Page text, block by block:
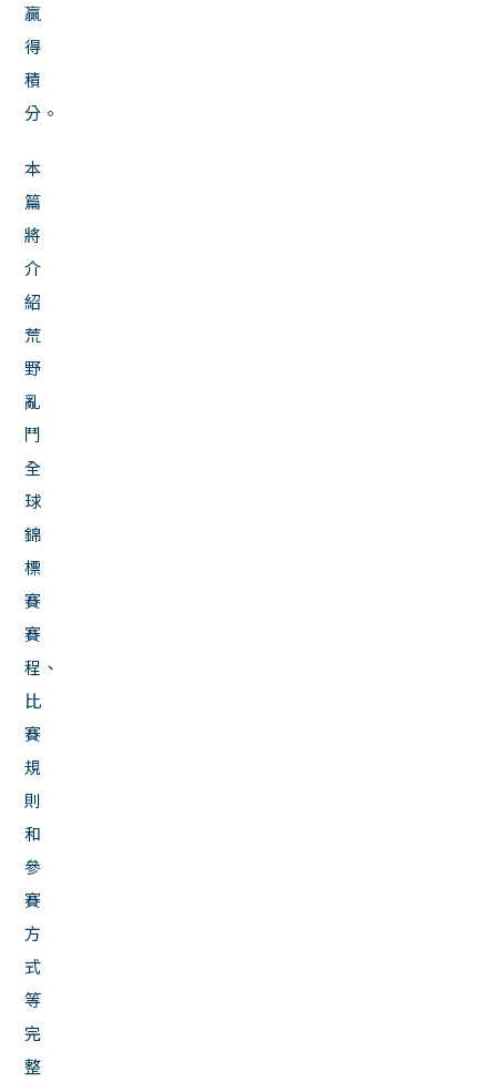
贏
得
積
分。
本
篇
將
介
紹
荒
野
亂
鬥
全
球
錦
標
賽
賽
程、
比
賽
規
則
和
參
賽
方
式
等
完
整